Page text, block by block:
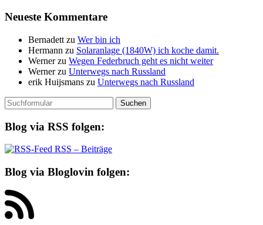
Neueste Kommentare
Bernadett zu Wer bin ich
Hermann zu Solaranlage (1840W) ich koche damit.
Wernerzu Wegen Federbruch geht es nicht weiter
Wernerzu Unterwegs nach Russland
erik Huijsmans zu Unterwegs nach Russland
Suchen
nach:
Blog via RSS folgen:
RSS – Beiträge
Blog via Bloglovin folgen: